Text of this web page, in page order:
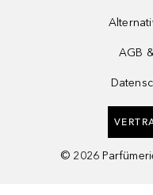
AGB
© 2026